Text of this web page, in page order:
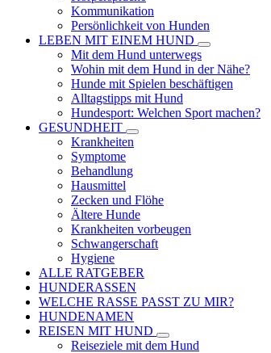
Kommunikation
Persönlichkeit von Hunden
LEBEN MIT EINEM HUND
Mit dem Hund unterwegs
Wohin mit dem Hund in der Nähe?
Hunde mit Spielen beschäftigen
Alltagstipps mit Hund
Hundesport: Welchen Sport machen?
GESUNDHEIT
Krankheiten
Symptome
Behandlung
Hausmittel
Zecken und Flöhe
Ältere Hunde
Krankheiten vorbeugen
Schwangerschaft
Hygiene
ALLE RATGEBER
HUNDERASSEN
WELCHE RASSE PASST ZU MIR?
HUNDENAMEN
REISEN MIT HUND
Reiseziele mit dem Hund